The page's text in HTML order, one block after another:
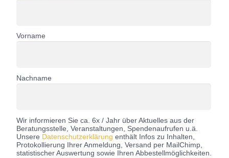
Vorname
Nachname
Wir informieren Sie ca. 6x / Jahr über Aktuelles aus der
Beratungsstelle, Veranstaltungen, Spendenaufrufen u.ä.
Unsere Datenschutzerklärung enthält Infos zu Inhalten,
Protokollierung Ihrer Anmeldung, Versand per MailChimp,
statistischer Auswertung sowie Ihren Abbestellmöglichkeiten.